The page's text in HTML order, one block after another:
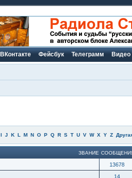
ВКонтакте Фейсбук Телеграмм Видео
I J K L M N O P Q R S T U V W X Y Z
ЗВАНИЕ
13678
14